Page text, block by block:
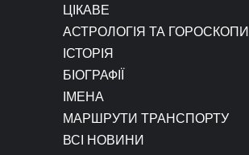
ЦІКАВЕ
АСТРОЛОГІЯ ТА ГОРОСКОПИ
ІСТОРІЯ
БІОГРАФІЇ
ІМЕНА
МАРШРУТИ ТРАНСПОРТУ
ВСІ НОВИНИ